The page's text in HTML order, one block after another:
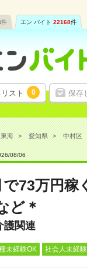
件 エン バイト 22168件
スト 0 保存
東海 愛知県 中村区
/08/06
73万円稼
ど＊
護関連
未経験OK 社会人未経